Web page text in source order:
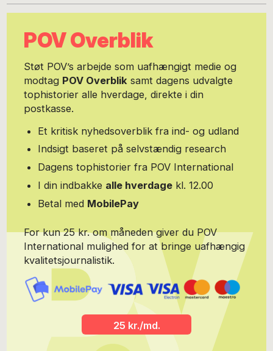
POV Overblik
Støt POV’s arbejde som uafhængigt medie og
modtag POV Overblik samt dagens udvalgte
tophistorier alle hverdage, direkte i din
postkasse.
Et kritisk nyhedsoverblik fra ind- og udland
Indsigt baseret på selvstændig research
Dagens tophistorier fra POV International
I din indbakke alle hverdage kl. 12.00
Betal med MobilePay
For kun 25 kr. om måneden giver du POV
International mulighed for at bringe uafhængig
kvalitetsjournalistik.
25 kr./md.